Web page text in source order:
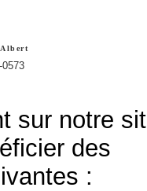
Albert
sur notre
des
: